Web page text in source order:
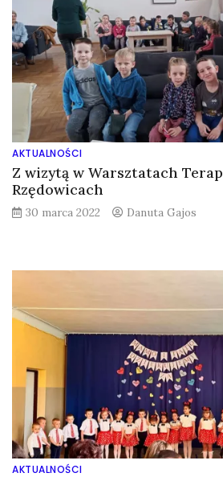
AKTUALNOŚCI
Z wizytą w Warsztatach
Rzędowicach
30 marca 2022 Danuta Gajos
AKTUALNOŚCI